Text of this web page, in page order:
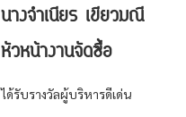
นางจำเนียร เขียวมณี
หัวหน้างานจัดซื้อ
ได้รับรางวัลผู้บริหารดีเด่น